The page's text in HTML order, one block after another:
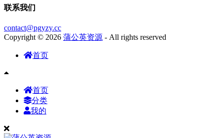
联系我们
contact@pgyzy.cc
Copyright © 2026 蒲公英资源 - All rights reserved
首页
首页
分类
我的